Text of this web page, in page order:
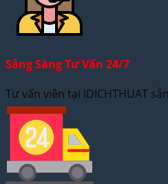
Sẵng Sàng Tư Vấn 24/7
Tư vấn viên tại IDICHTHUAT